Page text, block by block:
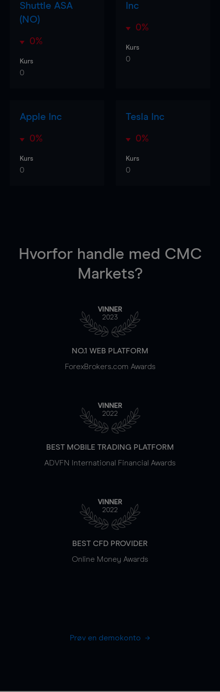
Shuttle ASA
(NO)
0%
Kurs
0
Inc
0%
Kurs
0
Apple Inc
0%
Kurs
0
Tesla Inc
0%
Kurs
0
Hvorfor handle med CMC
Markets?
VINNER
2023
NO.1 WEB PLATFORM
ForexBrokers.com Awards
VINNER
2022
BEST MOBILE TRADING PLATFORM
ADVFN International Financial Awards
VINNER
2022
BEST CFD PROVIDER
Online Money Awards
Prøv en demokonto